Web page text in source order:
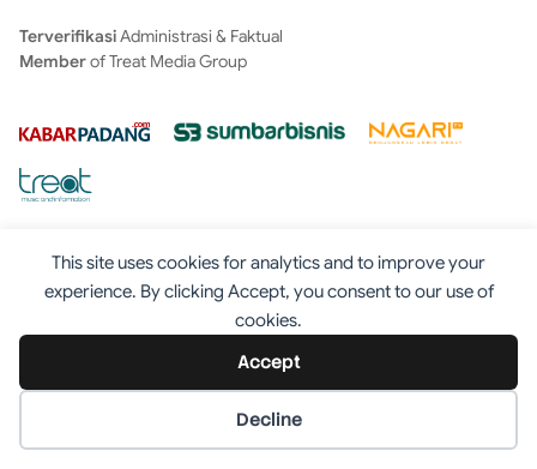
This site uses cookies for analytics and to improve your
experience. By clicking Accept, you consent to our use of
cookies.
Accept
Decline
TerverifikasiAdministrasi & Faktual
Memberof Treat Media Group
Tentang Redaksi Kontak Disclaimer
Iklan